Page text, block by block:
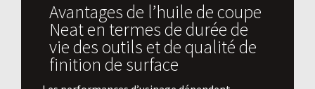
Avantages de l’huile de coupe
Neat en termes de durée de
vie des outils et de qualité de
finition de surface